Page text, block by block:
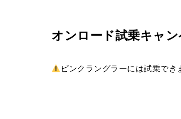
オンロード試乗キャ
ピンクラングラーには試乗でき